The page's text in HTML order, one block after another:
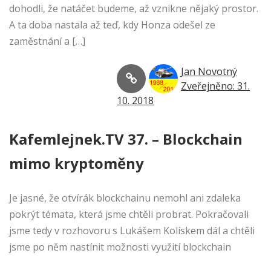
dohodli, že natáčet budeme, až vznikne nějaký prostor.
A ta doba nastala až teď, kdy Honza odešel ze
zaměstnání a […]
Jan Novotný
Zveřejněno: 31.
10. 2018
Kafemlejnek.TV 37. – Blockchain
mimo kryptoměny
Je jasné, že otvírák blockchainu nemohl ani zdaleka
pokrýt témata, která jsme chtěli probrat. Pokračovali
jsme tedy v rozhovoru s Lukášem Kolískem dál a chtěli
jsme po něm nastínit možnosti využití blockchain